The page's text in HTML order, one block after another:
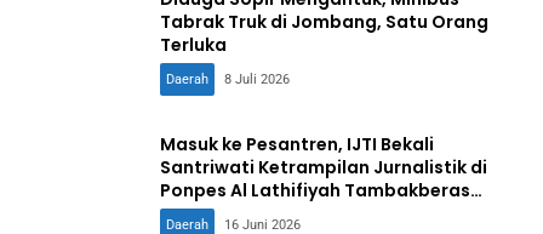
Tabrak Truk di Jombang, Satu Orang
Terluka
Daerah 8 Juli 2026
Masuk ke Pesantren, IJTI Bekali
Santriwati Ketrampilan Jurnalistik di
Ponpes Al Lathifiyah Tambakberas
Jombang
Daerah 16 Juni 2026